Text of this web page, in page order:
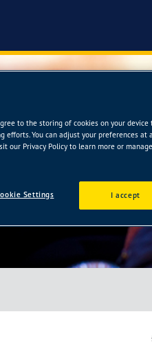
to the storing of cookies on your
efforts. You can adjust your preferences
our Privacy Policy to learn more or
I accept
Settings